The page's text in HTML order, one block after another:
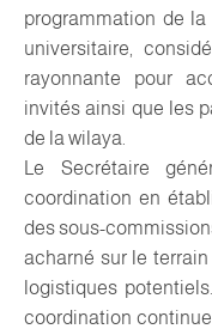
programmation de
universitaire,
rayonnante pour
invités ainsi que les
de la wilaya.
Le Secrétaire
coordination en
des sous-
acharné sur le
logistiques
coordination